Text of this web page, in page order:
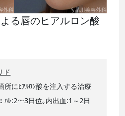
る唇のヒアルロン酸
ド
所にﾋｱﾙﾛﾝ酸を注入する治療
ﾊﾚ:2～3日位｡内出血:1～2日